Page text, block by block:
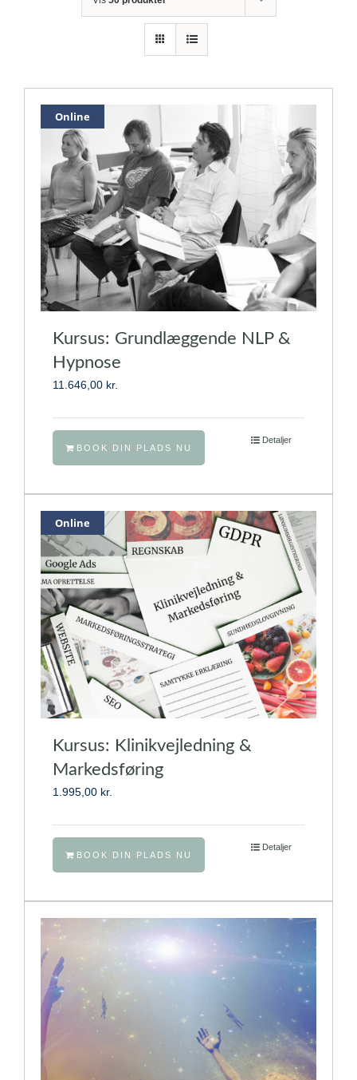
Online
Kursus: Grundlæggende NLP &
Hypnose
11.646,00 kr.
BOOK DIN PLADS NU
Detaljer
Online
Kursus: Klinikvejledning &
Markedsføring
1.995,00 kr.
BOOK DIN PLADS NU
Detaljer